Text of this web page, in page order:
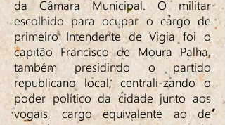
da Câmara Municipal. O militar
escolhido para ocupar o cargo de
primeiro Intendente de Vigia foi o
capitão Francisco de Moura Palha,
também presidindo o partido
republicano local, centrali-zando o
poder político da cidade junto aos
vogais, cargo equivalente ao de